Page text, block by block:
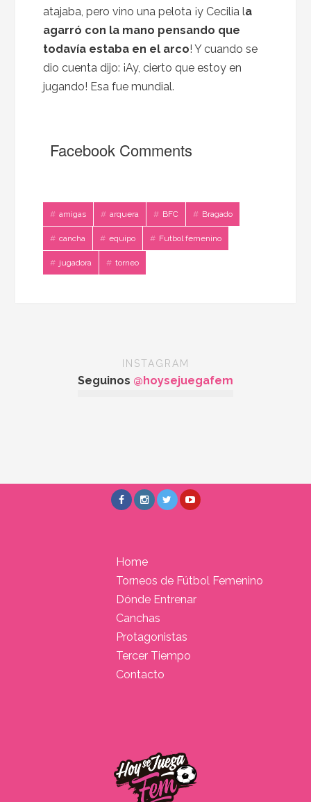
atajaba, pero vino una pelota ¡y Cecilia la
agarró con la mano pensando que
todavía estaba en el arco! Y cuando se
dio cuenta dijo: ¡Ay, cierto que estoy en
jugando! Esa fue mundial.
Facebook Comments
amigas arquera BFC Bragado
cancha equipo Futbol femenino
jugadora torneo
INSTAGRAM
Seguinos @hoysejuegafem
Home
Torneos de Fútbol Femenino
Dónde Entrenar
Canchas
Protagonistas
Tercer Tiempo
Contacto